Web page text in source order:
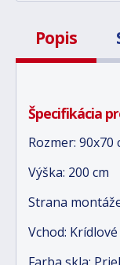
Popis
Špecifikácia
Rozmer: 90x70
Výška: 200 cm
Strana
Vchod:
Farba skla: